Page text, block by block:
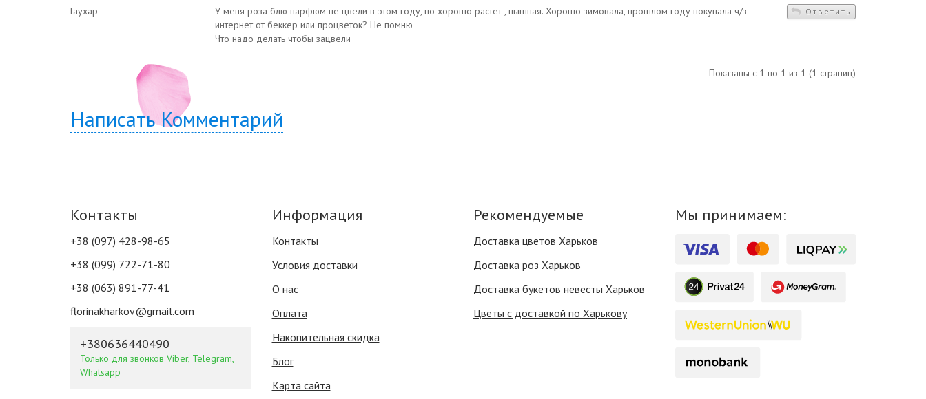
Гаухар Ответить
У меня роза блю парфюм не цвели в этом году, но хорошо растет , пышная. Хорошо зимовала, прошлом году покупала ч/з
интернет от беккер или процветок? Не помню
Что надо делать чтобы зацвели
Показаны с 1 по 1 из 1 (1 страниц)
Написать Комментарий
Контакты
+38 (097) 428-98-65
+38 (099) 722-71-80
+38 (063) 891-77-41
florinakharkov@gmail.com
+380636440490
Только для звонков Viber, Telegram,
Whatsapp
Информация
Контакты
Условия доставки
О нас
Оплата
Накопительная скидка
Блог
Карта сайта
Рекомендуемые
Доставка цветов Харьков
Доставка роз Харьков
Доставка букетов невесты Харьков
Цветы с доставкой по Харькову
Мы принимаем: